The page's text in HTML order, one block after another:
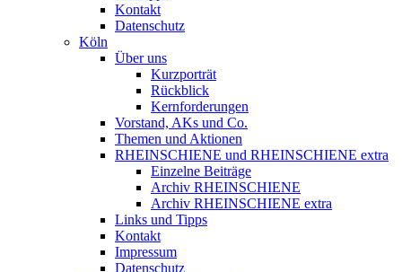
Kontakt
Datenschutz
Köln
Über uns
Kurzporträt
Rückblick
Kernforderungen
Vorstand, AKs und Co.
Themen und Aktionen
RHEINSCHIENE und RHEINSCHIENE extra
Einzelne Beiträge
Archiv RHEINSCHIENE
Archiv RHEINSCHIENE extra
Links und Tipps
Kontakt
Impressum
Datenschutz